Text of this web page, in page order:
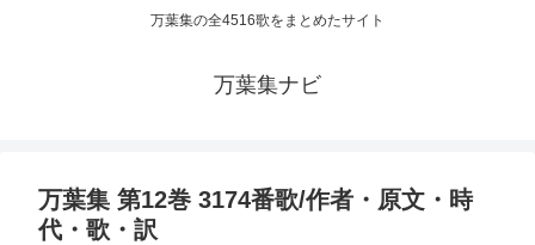
万葉集の全4516歌をまとめたサイト
万葉集ナビ
万葉集 第12巻 3174番歌/作者・原文・時
代・歌・訳